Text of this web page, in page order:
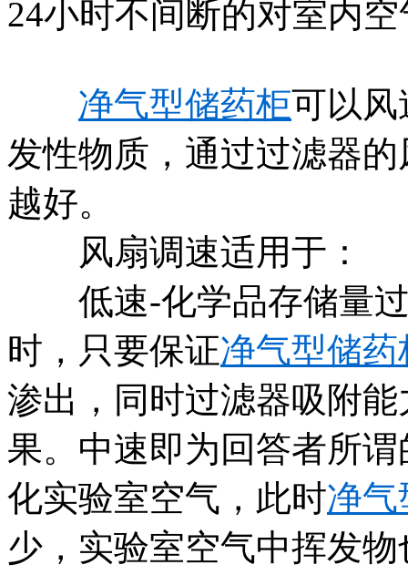
24小时不间断的对室内
净气型储药柜可以风
发性物质，通过过滤器
越好。
风扇调速适用于：
低速-化学品存储量过
时，只要保证净气型储药
渗出，同时过滤器吸附
果。中速即为回答者所
化实验室空气，此时净气
少，实验室空气中挥发